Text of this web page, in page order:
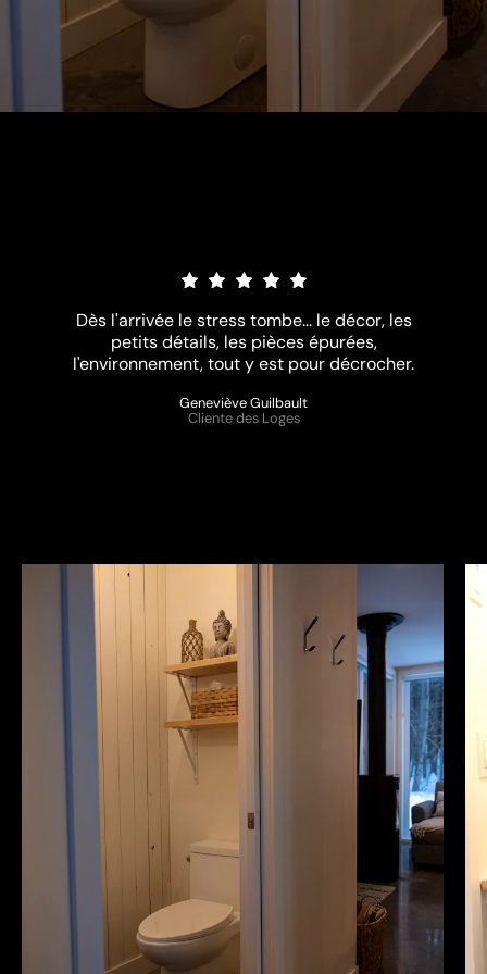
Dès l'arrivée le stress tombe... le décor, les
petits détails, les pièces épurées,
l'environnement, tout y est pour décrocher.
Geneviève Guilbault
Cliente des Loges